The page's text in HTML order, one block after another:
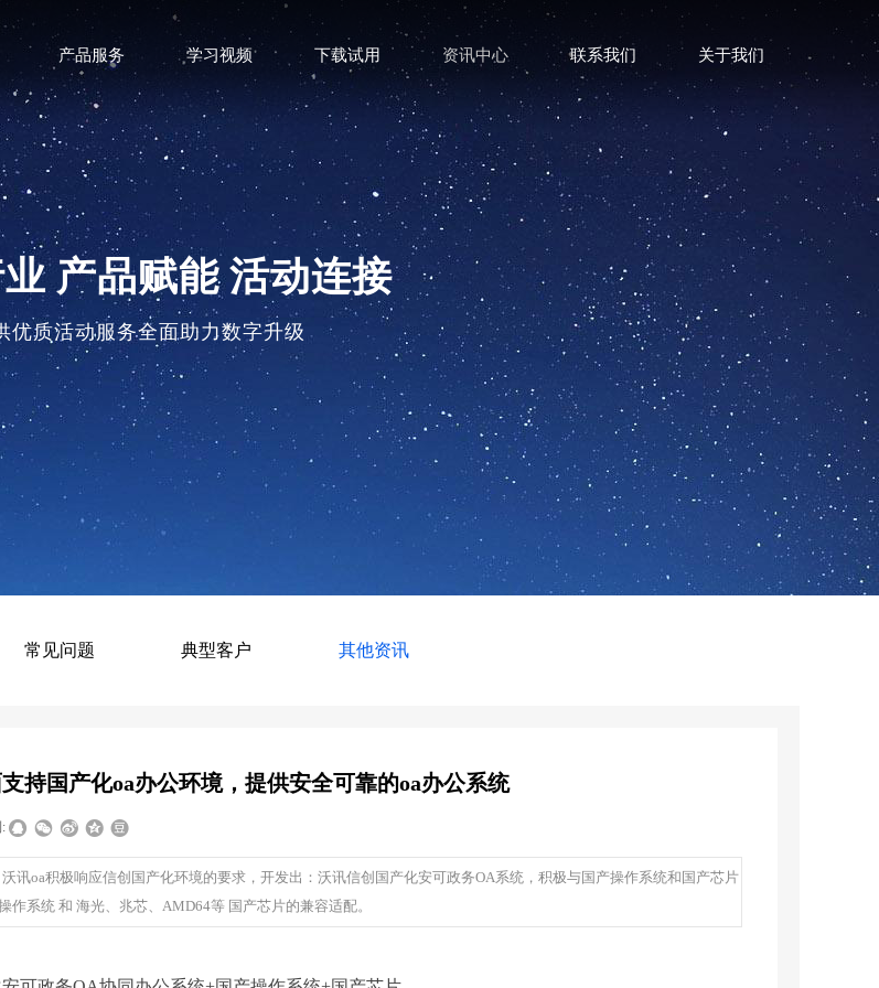
产品赋能 活动连接
产品服务 学习视频 下载试用 资讯中心 联系我们 关于我们
优质活动服务全面助力数字升级
常见问题 典型客户 其他资讯
持国产化oa办公环境，提供安全可靠的oa办公系统
讯oa积极响应信创国产化环境的要求，开发出：沃讯信创国产化安可政务OA系统，积极与国产操作系统和国产芯片
系统 和 海光、兆芯、AMD64等 国产芯片的兼容适配。